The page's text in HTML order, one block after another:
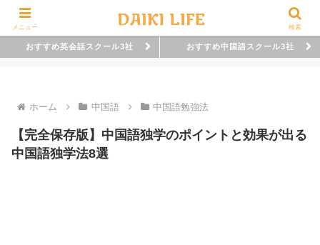
おすすめ英会話スクール3社 おすすめ中国語スクール3社
ホーム 中国語 中国語勉強法
【完全保存版】中国語独学のポイントと効果が出る
中国語独学法8選
メニュー 検索